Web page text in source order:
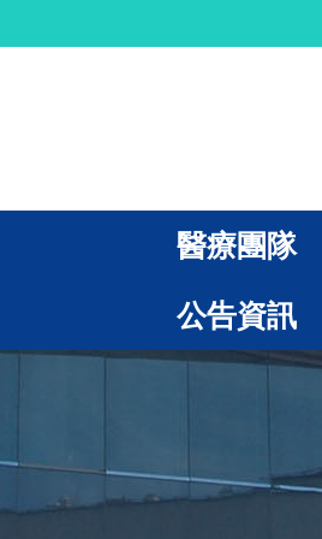
醫療團隊
公告資訊